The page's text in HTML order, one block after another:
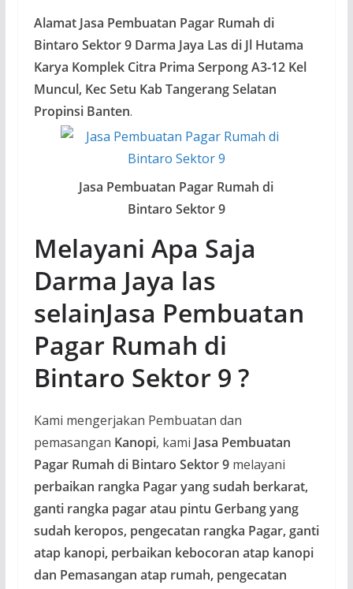
Alamat Jasa Pembuatan Pagar Rumah di
Bintaro Sektor 9 Darma Jaya Las di Jl Hutama
Karya Komplek Citra Prima Serpong A3-12 Kel
Muncul, Kec Setu Kab Tangerang Selatan
Propinsi Banten.
Jasa Pembuatan Pagar Rumah di
Bintaro Sektor 9
Melayani Apa Saja
Darma Jaya las
selainJasa Pembuatan
Pagar Rumah di
Bintaro Sektor 9 ?
Kami mengerjakan Pembuatan dan
pemasangan Kanopi, kami Jasa Pembuatan
Pagar Rumah di Bintaro Sektor 9melayani
perbaikan rangka Pagar yang sudah berkarat,
ganti rangka pagar atau pintu Gerbang yang
sudah keropos, pengecatan rangka Pagar, ganti
atap kanopi, perbaikan kebocoran atap kanopi
dan Pemasangan atap rumah, pengecatan